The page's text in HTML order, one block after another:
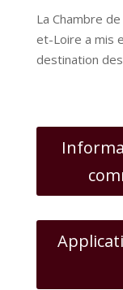
La Chambre
et-Loire a mis
destination